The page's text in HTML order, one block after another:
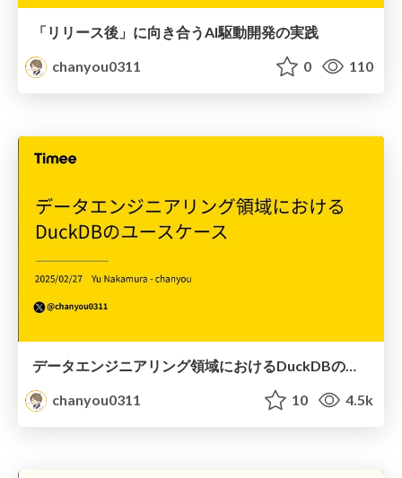
「リリース後」に向き合うAI駆動開発の実践
chanyou0311
0 110
データエンジニアリング領域におけるDuckDBのユースケース
chanyou0311
10 4.5k